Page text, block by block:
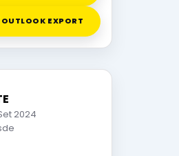
EXPORT
2024